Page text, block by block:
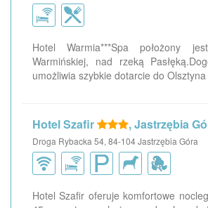
Hotel Warmia***Spa położony
Warmińskiej, nad rzeką
umożliwia szybkie dotarcie do Olsztyna
Hotel Szafir , Jastrzębia
Droga Rybacka 54, 84-104 Jastrzębia Góra
Hotel Szafir oferuje komfortowe